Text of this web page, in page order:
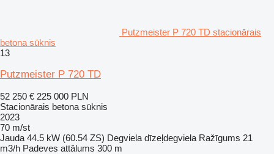
Putzmeister P 720 TD stacionārais
betona sūknis
13
Putzmeister P 720 TD
52 250 € 225 000 PLN
Stacionārais betona sūknis
2023
70 m/st
Jauda 44.5 kW (60.54 ZS) Degviela dīzeļdegviela Ražīgums 21
m3/h Padeves attālums 300 m